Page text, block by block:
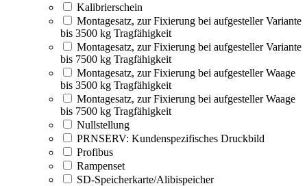
Kalibrierschein
Montagesatz, zur Fixierung bei aufgesteller Variante
bis 3500 kg Tragfähigkeit
Montagesatz, zur Fixierung bei aufgesteller Variante
bis 7500 kg Tragfähigkeit
Montagesatz, zur Fixierung bei aufgesteller Waage
bis 3500 kg Tragfähigkeit
Montagesatz, zur Fixierung bei aufgesteller Waage
bis 7500 kg Tragfähigkeit
Nullstellung
PRNSERV: Kundenspezifisches Druckbild
Profibus
Rampenset
SD-Speicherkarte/Alibispeicher